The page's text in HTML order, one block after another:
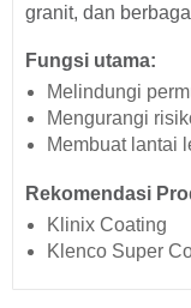
granit, dan
Fungsi utama:
Melindungi
Mengurangi
Membuat lantai
Rekomendasi
Klinix Coating
Klenco Super